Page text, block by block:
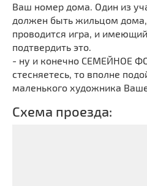
Ваш номер дома. Один из
должен быть жильцом дома,
проводится игра, и
подтвердить это.
- ну и конечно СЕМЕЙНОЕ
стесняетесь, то вполне
маленького художника
Схема проезда: